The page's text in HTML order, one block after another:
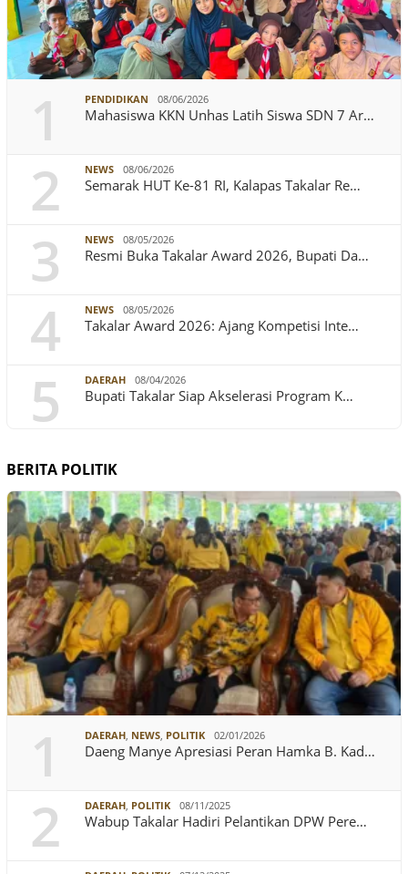
1 PENDIDIKAN 08/06/2026
Mahasiswa KKN Unhas Latih Siswa SDN 7 Ar…
2 NEWS 08/06/2026
Semarak HUT Ke-81 RI, Kalapas Takalar Re…
3 NEWS 08/05/2026
Resmi Buka Takalar Award 2026, Bupati Da…
4 NEWS 08/05/2026
Takalar Award 2026: Ajang Kompetisi Inte…
5 DAERAH 08/04/2026
Bupati Takalar Siap Akselerasi Program K…
BERITA POLITIK
1 DAERAH, NEWS, POLITIK 02/01/2026
Daeng Manye Apresiasi Peran Hamka B. Kad…
2 DAERAH, POLITIK 08/11/2025
Wabup Takalar Hadiri Pelantikan DPW Pere…